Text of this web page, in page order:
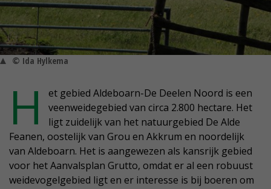
© Ida Hylkema
H
et gebied Aldeboarn-De Deelen Noord is een
veenweidegebied van circa 2.800 hectare. Het
ligt zuidelijk van het natuurgebied De Alde
Feanen, oostelijk van Grou en Akkrum en noordelijk
van Aldeboarn. Het is aangewezen als kansrijk gebied
voor het Aanvalsplan Grutto, omdat er al een robuust
weidevogelgebied ligt en er interesse is bij boeren om